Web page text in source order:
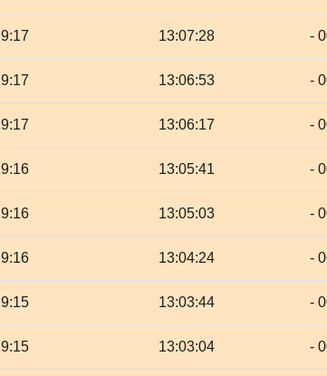
13:07:28 -
13:06:53 -
13:06:17 -
13:05:41 -
13:05:03 -
13:04:24 -
13:03:44 -
13:03:04 -